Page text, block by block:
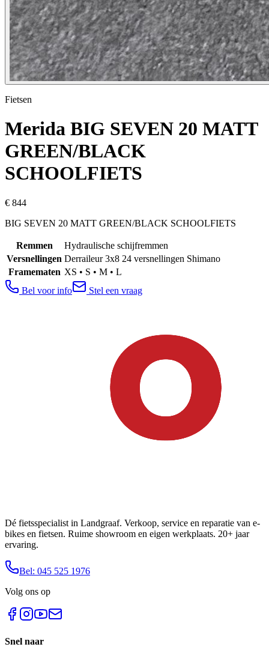
Fietsen
Merida BIG SEVEN 20 MATT
GREEN/BLACK
SCHOOLFIETS
€ 844
BIG SEVEN 20 MATT GREEN/BLACK SCHOOLFIETS
Remmen
Hydraulische schijfremmen
Versnellingen Derraileur 3x8 24 versnellingen Shimano
Framematen XS • S • M • L
Bel voor info
Stel een vraag
Dé fietsspecialist in Landgraaf. Verkoop, service en reparatie van e-
bikes en fietsen. Ruime showroom en eigen werkplaats. 20+ jaar
ervaring.
Bel: 045 525 1976
Volg ons op
Snel naar